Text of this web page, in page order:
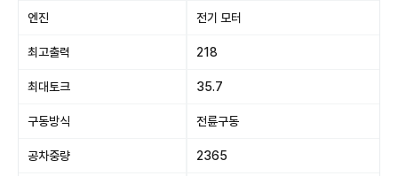
엔진 전기 모터
최고출력 218
최대토크 35.7
구동방식 전륜구동
공차중량 2365